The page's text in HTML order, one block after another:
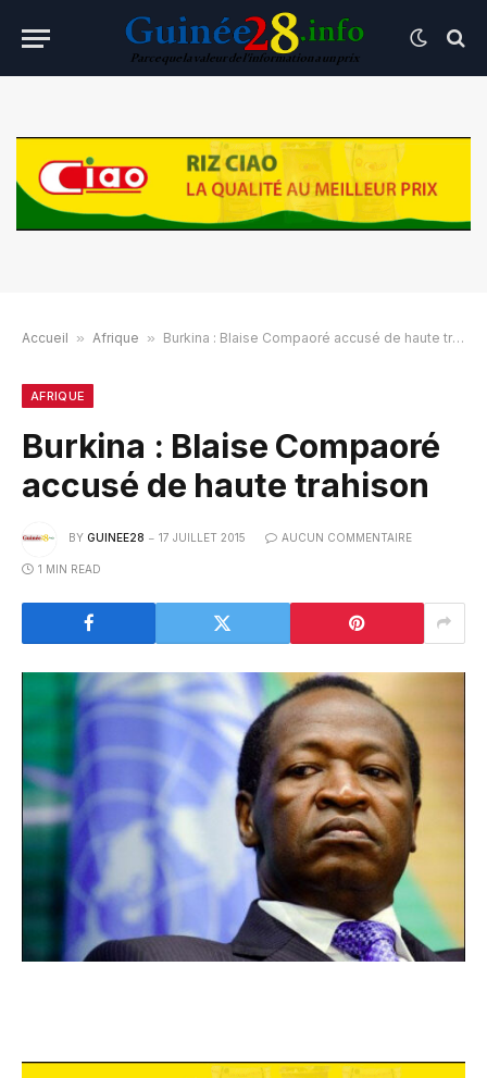
Accueil » Afrique » Burkina : Blaise Compaoré accusé de haute trahison
AFRIQUE
Burkina : Blaise Compaoré
accusé de haute trahison
BY GUINEE28 17 JUILLET 2015 AUCUN COMMENTAIRE
1 MIN READ